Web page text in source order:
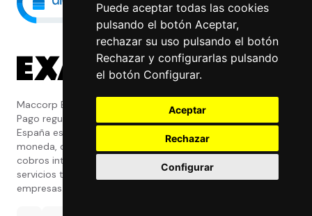
Puede aceptar todas las cookies
pulsando el botón Aceptar,
rechazar su uso pulsando el botón
Rechazar y configurarlas pulsando
el botón Configurar.
Aceptar
Rechazar
Configurar
Maccorp Exact Change es una Entidad de
Pago regulada y con licencia del Banco de
España especializada en cambio de
moneda, divisas, transferencias, pagos y
cobros internacionales que presta estos
servicios tanto a particulares como a
empresas.